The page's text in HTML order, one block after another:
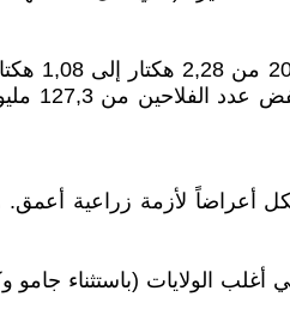
لقد ازداد عدد
تشكل أعراضاً لأزمة زراعية
الولايات (باستثناء جامو